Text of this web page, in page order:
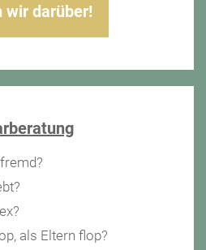
wir darüber!
als Eltern flop?